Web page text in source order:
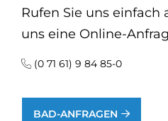
Rufen Sie uns einfach
uns eine Online-
(0 71 61) 9 84 85-0
BAD-ANFRAGEN